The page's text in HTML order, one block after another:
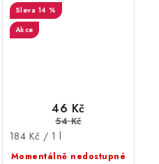
14 %
Akce
Momentálně nedostupné
46 Kč
54 Kč
Měrná
cena:
184 Kč / 1 l